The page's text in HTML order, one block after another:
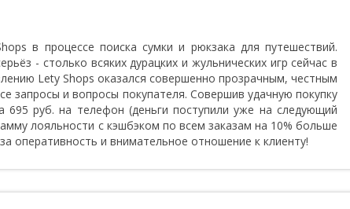
в процессе поиска сумки и рюкзака для путешествий.
- столько всяких дурацких и жульнических игр сейчас в
Lety Shops оказался совершенно прозрачным, честным
запросы и вопросы покупателя. Совершив удачную покупку
руб. на телефон (деньги поступили уже на следующий
лояльности с кэшбэком по всем заказам на 10% больше
оперативность и внимательное отношение к клиенту!